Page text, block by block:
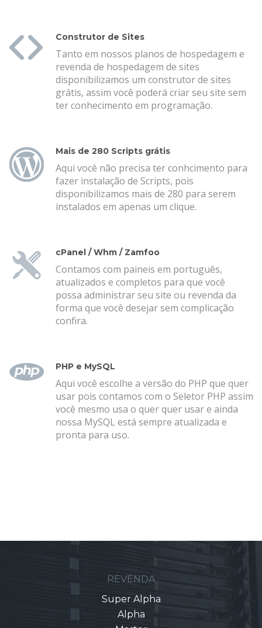
Construtor de Sites
Tanto em nossos planos de hospedagem e
revenda de hospedagem de sites
disponibilizamos um construtor de sites
grátis, assim você poderá criar seu site sem
ter conhecimento em programação.
Mais de 280 Scripts grátis
Aqui você não precisa ter conhcimento para
fazer instalação de Scripts, pois
disponibilizamos mais de 280 para serem
instalados em apenas um clique.
cPanel / Whm / Zamfoo
Contamos com paineis em português,
atualizados e completos para que você
possa administrar seu site ou revenda da
forma que você desejar sem complicação
confira.
PHP e MySQL
Aqui você escolhe a versão do PHP que quer
usar pois contamos com o Seletor PHP assim
você mesmo usa o quer quer usar e ainda
nossa MySQL está sempre atualizada e
pronta para uso.
REVENDA
Super Alpha
Alpha